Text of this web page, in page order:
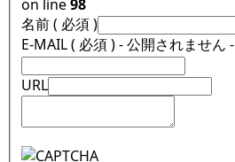
on line98
名前 ( 必須 )
E-MAIL ( 必須 ) - 公開されません -
URL